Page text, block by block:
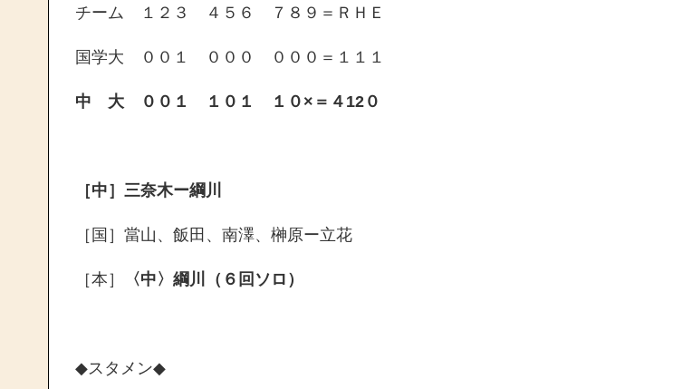
チーム １２３ ４５６ ７８９＝ＲＨＥ
国学大 ００１ ０００ ０００＝１１１
中 大 ００１ １０１ １０×＝４12０
［中］三奈木ー綱川
［国］當山、飯田、南澤、榊原ー立花
［本］ 〈中〉綱川（６回ソロ）
◆スタメン◆